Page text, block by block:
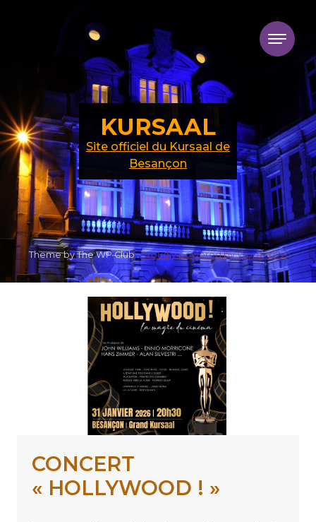
CONCERT
« HOLLYWOOD ! »
KURSAAL
Site officiel du Kursaal de
Besançon
Theme by The WP Club .Proudly powered by WordPress